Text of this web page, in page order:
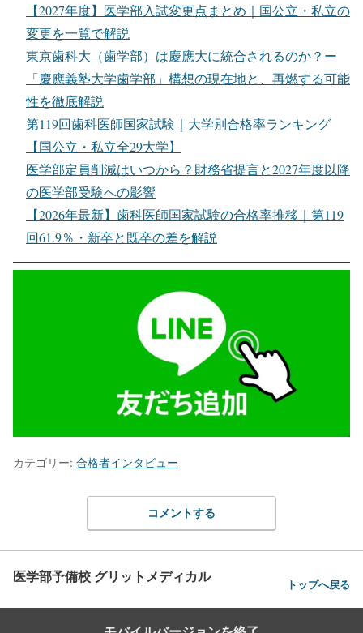
【2027年度】医学部入試変更点まとめ｜国公立・私立の
変更を一覧で解説
東京歯科大（歯学部）は慶應大に統合されるのか？ー
「慶應義塾大学歯学部」構想の現在地と、再燃する可能
性を徹底解説
第119回歯科医師国家試験｜大学別合格率ランキング
【国公立・私立全29大学】
医学部定員削減はいつから？財務省提言と2027年度以降
の医学部受験への影響
【2026年最新】歯科医師国家試験の合格率推移｜第119
回61.9％・新卒と既卒の差を解説
カテゴリー: 合格者インタビュー
コメントする
医学部予備校 グリットメディカル トップへ戻る